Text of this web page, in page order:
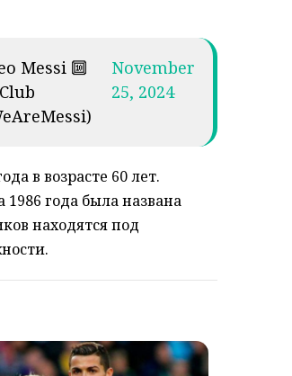
Messi 🔟
November
25, 2024
в возрасте 60 лет.
года была названа
находятся под